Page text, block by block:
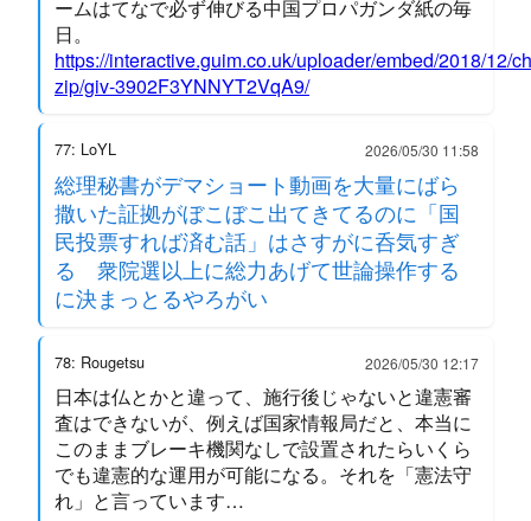
ームはてなで必ず伸びる中国プロパガンダ紙の毎
日。
https://interactive.guim.co.uk/uploader/embed/2018/12/
zip/giv-3902F3YNNYT2VqA9/
77: LoYL 2026/05/30 11:58
総理秘書がデマショート動画を大量にばら
撒いた証拠がぼこぼこ出てきてるのに「国
民投票すれば済む話」はさすがに呑気すぎ
る 衆院選以上に総力あげて世論操作する
に決まっとるやろがい
78: Rougetsu 2026/05/30 12:17
日本は仏とかと違って、施行後じゃないと違憲審
査はできないが、例えば国家情報局だと、本当に
このままブレーキ機関なしで設置されたらいくら
でも違憲的な運用が可能になる。それを「憲法守
れ」と言っています…